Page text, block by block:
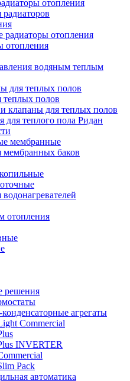
отопления
радиаторы отопления
отопления
водяным теплым
для теплых полов
полов
клапаны для теплых полов
для теплого пола Ридан
мембранные
баков
отопления
решения
агрегаты
Commercial
INVERTER
Pack
автоматика